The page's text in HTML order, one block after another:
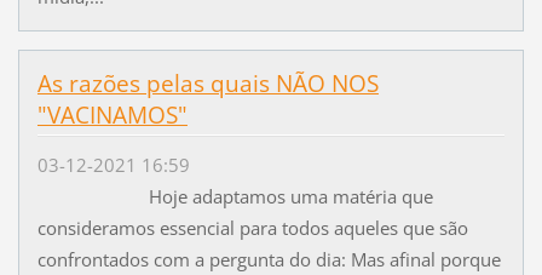
As razões pelas quais NÃO NOS
"VACINAMOS"
03-12-2021 16:59
Hoje adaptamos uma matéria que
consideramos essencial para todos aqueles que são
confrontados com a pergunta do dia: Mas afinal porque